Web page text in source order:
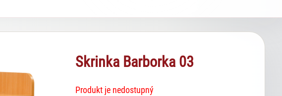
Skrinka Barborka 03
Produkt je nedostupný